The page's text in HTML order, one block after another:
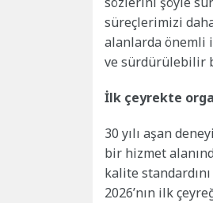
süreçlerimizi
alanlarda önemli
ve sürdürülebilir
İlk çeyrekte
30 yılı aşan
bir hizmet
kalite
2026’nın ilk